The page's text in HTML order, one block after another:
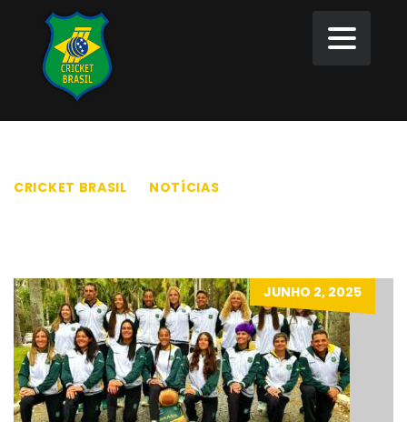
CRICKET BRASIL NOTÍCIAS
JUNHO 2, 2025